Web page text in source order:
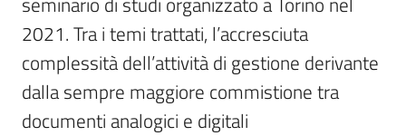
Argomenti
2021. Tra i temi trattati, l’accresciuta
complessità dell’attività di gestione derivante
dalla sempre maggiore commistione tra
documenti analogici e digitali